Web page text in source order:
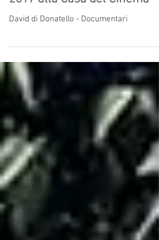
Giurati dei David di Donatello
2017 alla Casa del Cinema